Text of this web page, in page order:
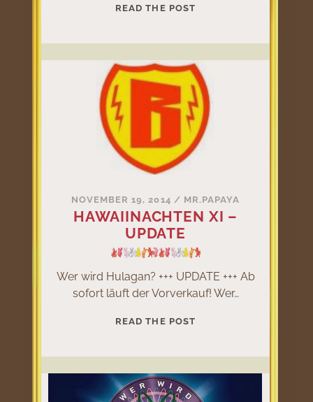
READ THE POSTDER
SCHATTEN
DER
TRAUMLOSEN
NOVEMBER 19, 2014 / MR.PAPAYA
HAWAIINACHTEN XI –
UPDATE
Wer wird Hulagan? +++ UPDATE +++ Ab
sofort läuft der Vorverkauf! Wer…
READ THE POSTHAWAIINACHTEN